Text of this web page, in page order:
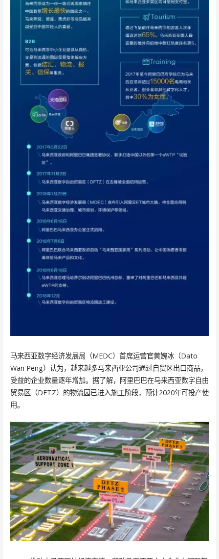
马来西亚数字经济发展局（MEDC）首席运营官黄婉冰（Dato
Wan Peng）认为，越来越多马来西亚公司通过自贸区出口商品，
受益的企业数量逐年增加。据了解，阿里巴巴在马来西亚数字自由
贸易区（DFTZ）的物流园已进入施工阶段，预计2020年可投产使
用。